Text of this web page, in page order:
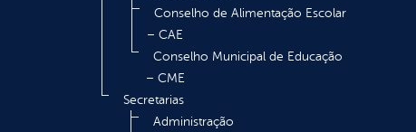
Conselho de Alimentação Escolar
– CAE
Conselho Municipal de Educação
– CME
Secretarias
Administração